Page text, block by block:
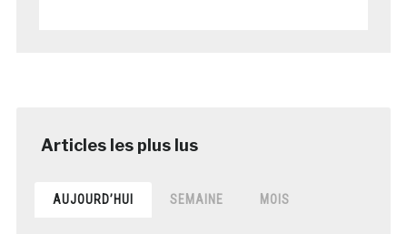
AUJOURD’HUI SEMAINE MOIS